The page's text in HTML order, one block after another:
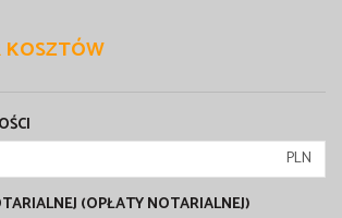
PLN
(OPŁATY NOTARIALNEJ)